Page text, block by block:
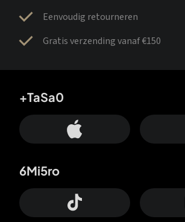
Eenvoudig retourneren
Gratis verzending vanaf €150
+TaSa0
6Mi5ro